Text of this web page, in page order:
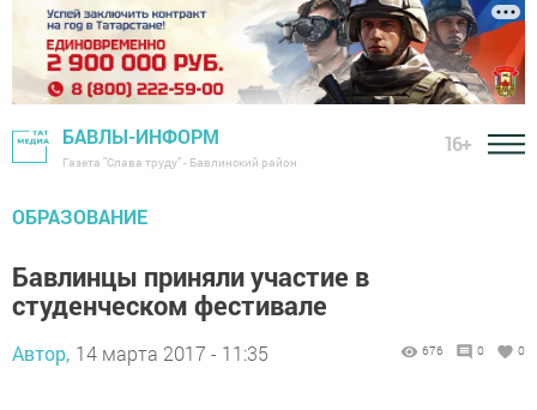
БАВЛЫ-ИНФОРМ
Газета "Слава труду" - Бавлинский район
16+
ОБРАЗОВАНИЕ
Бавлинцы приняли участие в
студенческом фестивале
Автор, 14 марта 2017 - 11:35 676 0 0